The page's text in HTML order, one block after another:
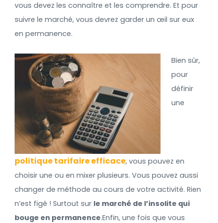
vous devez les connaître et les comprendre. Et pour
suivre le marché, vous devrez garder un œil sur eux
en permanence.
Bien sûr,
pour
définir
une
politique tarifaire efficace, vous pouvez en
choisir une ou en mixer plusieurs. Vous pouvez aussi
changer de méthode au cours de votre activité. Rien
n’est figé ! Surtout sur le marché de l’insolite qui
bouge en permanence.Enfin, une fois que vous